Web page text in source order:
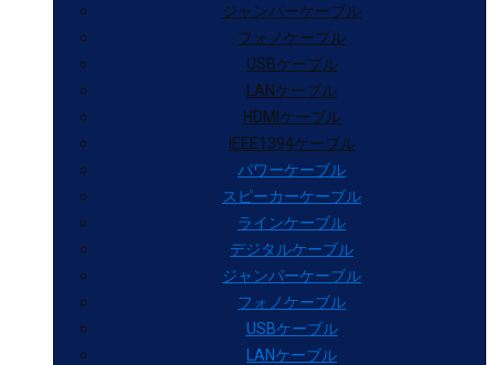
ジャンパーケーブル
フォノケーブル
USBケーブル
LANケーブル
HDMIケーブル
IEEE1394ケーブル
パワーケーブル
スピーカーケーブル
ラインケーブル
デジタルケーブル
ジャンパーケーブル
フォノケーブル
USBケーブル
LANケーブル